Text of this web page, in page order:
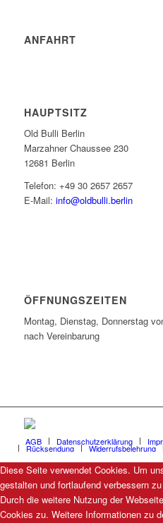
ANFAHRT
HAUPTSITZ
Old Bulli Berlin
Marzahner Chaussee 230
12681 Berlin
Telefon: +49 30 2657 2657
E-Mail: info@oldbulli.berlin
ÖFFNUNGSZEITEN
Montag, Dienstag, Donnerstag
nach Vereinbarung
AGB Datenschutzerklärung
Rücksendung Widerrufsbelehrung
Diese Seite verwendet Cookies. Um
gestalten und fortlaufend verbessern
Durch die weitere Nutzung der
Cookies zu. Weitere Informationen zu